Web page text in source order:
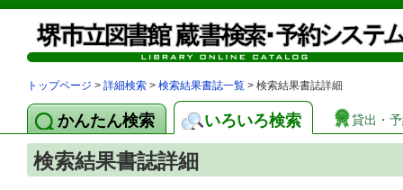
トップページ > 詳細検索 > 検索結果書誌一覧 > 検索結果書誌詳細
かんたん検索 いろいろ検索 貸出・
検索結果書誌詳細